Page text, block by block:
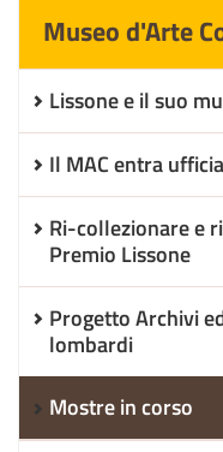
Museo d'Arte
Lissone e il suo
Il MAC entra
Ri-collezionare e
Premio Lissone
Progetto Archivi
lombardi
Mostre in corso